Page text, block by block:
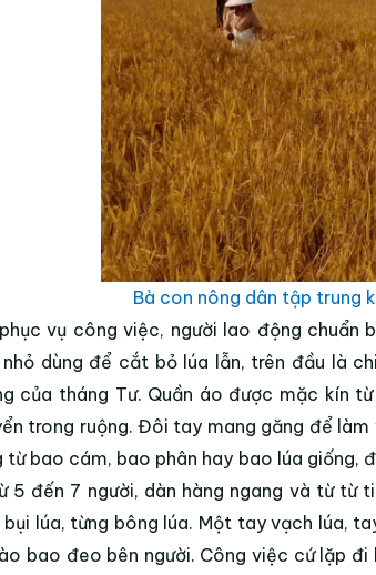
Bà con nông dân tập trung
vụ công việc, người lao động chuẩn
nhỏ dùng để cắt bỏ lúa lẫn, trên đầu là
của tháng Tư. Quần áo được mặc kín
trong ruộng. Đôi tay mang găng để
từ bao cám, bao phân hay bao lúa giống,
5 đến 7 người, dàn hàng ngang và từ từ
bụi lúa, từng bông lúa. Một tay vạch lúa,
bao đeo bên người. Công việc cứ lặp đi